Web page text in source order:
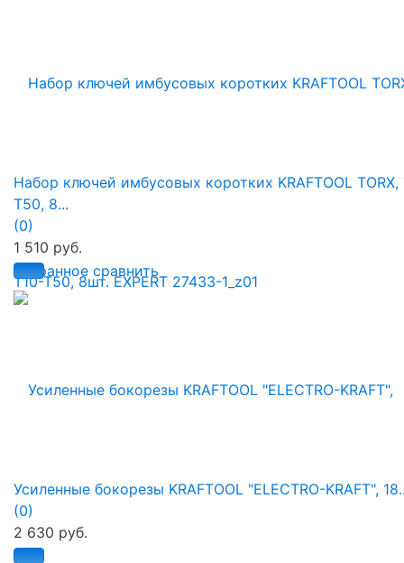
избранное сравнить
Набор ключей имбусовых коротких KRAFTOOL TORX,
Т50, 8...
(0)
1 510 руб.
Усиленные бокорезы KRAFTOOL "ELECTRO-KRAFT",
(0)
2 630 руб.